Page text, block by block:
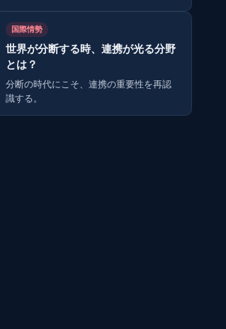
国際情勢
世界が分断する時、連携が光る分野
とは？
分断の時代にこそ、連携の重要性を再認
識する。